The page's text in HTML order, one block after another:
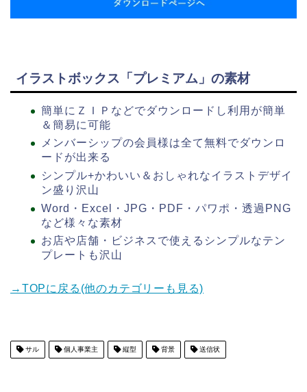
イラストボックス「プレミアム」の素材
簡単にＺＩＰなどでダウンロードし利用が簡単
＆簡易に可能
メンバーシップの会員様は全て無料でダウンロ
ードが出来る
シンプル+かわいい＆おしゃれなイラストデザイ
ン盛り沢山
Word・Excel・JPG・PDF・パワポ・透過PNG
など様々な素材
お店や店舗・ビジネスで使えるシンプルなテン
プレートも沢山
→TOPに戻る(他のカテゴリーも見る)
サル 個人事業主 縦型 背景 送信状